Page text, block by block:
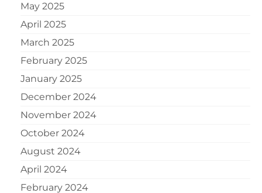
May 2025
April 2025
March 2025
February 2025
January 2025
December 2024
November 2024
October 2024
August 2024
April 2024
February 2024